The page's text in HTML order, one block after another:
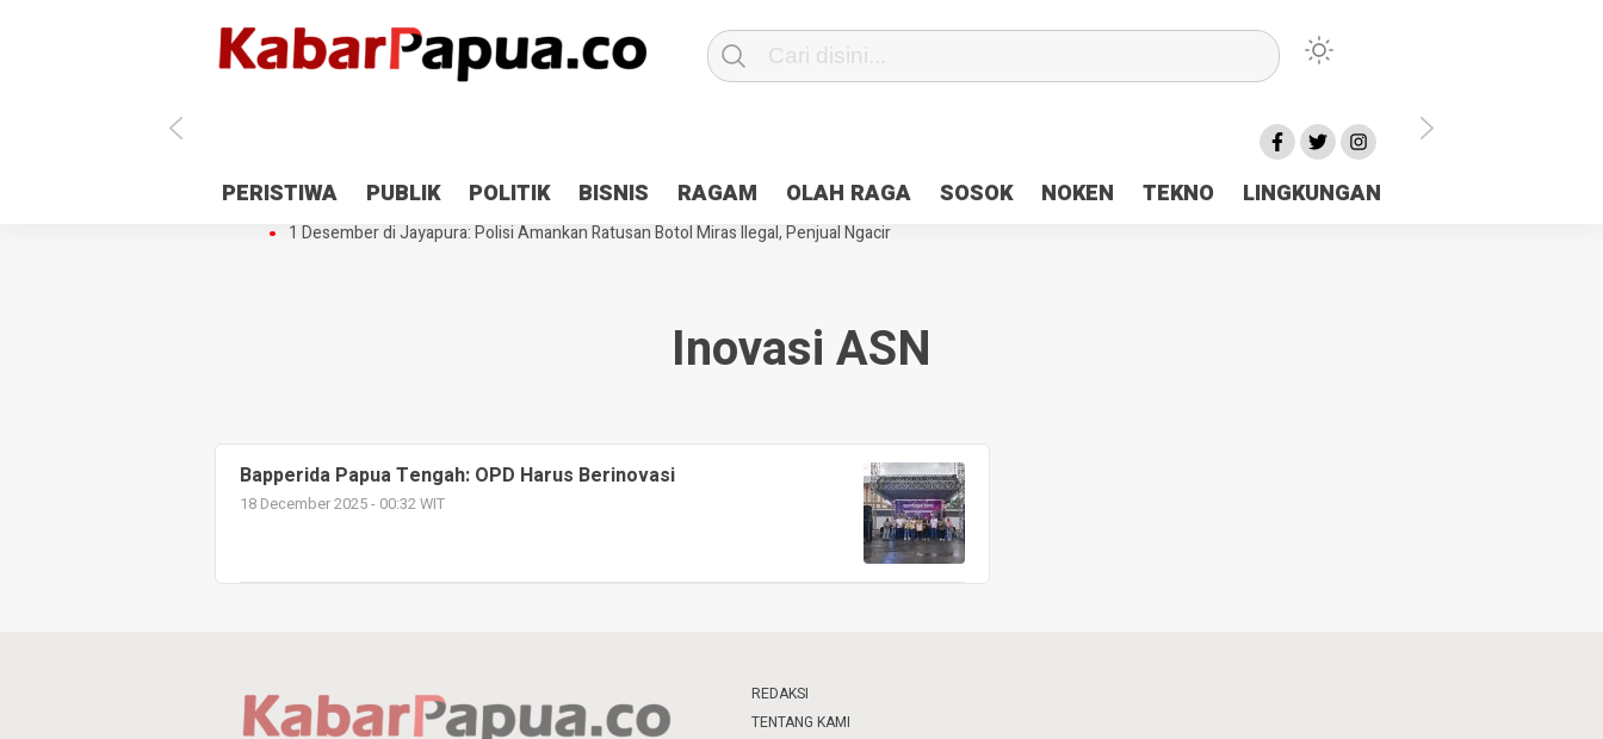
PERISTIWA PUBLIK POLITIK BISNIS RAGAM OLAH RAGA SOSOK NOKEN TEKNO LINGKUNGAN
Antisipasi 1 Desember, TNI Polri Patroli 2×24 jam di Kota Jayapura
Pesan Sejuk Polri di Deklarasi Pemilu Ceria Tanah Papua
Gedung Perpustakaan SMPN 5 Sentani Terbakar
Hibah Pilkada Jayapura Cair 10 Persen, Deposit Kas Daerah Rp23 Miliar Disorot
1 Desember di Jayapura: Polisi Amankan Ratusan Botol Miras Ilegal, Penjual Ngacir
Inovasi ASN
Bapperida Papua Tengah: OPD Harus Berinovasi
18 December 2025 - 00:32 WIT
REDAKSI
TENTANG KAMI